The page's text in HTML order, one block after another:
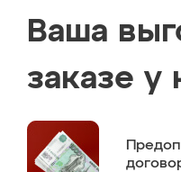
Ваша
заказе у